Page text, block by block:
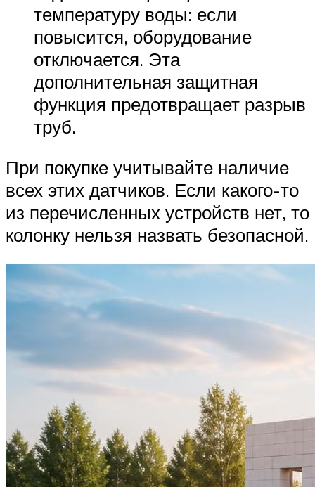
температуру воды: если
повысится, оборудование
отключается. Эта
дополнительная защитная
функция предотвращает разрыв
труб.
При покупке учитывайте наличие
всех этих датчиков. Если какого-то
из перечисленных устройств нет, то
колонку нельзя назвать безопасной.